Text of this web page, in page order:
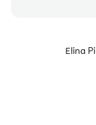
Elina